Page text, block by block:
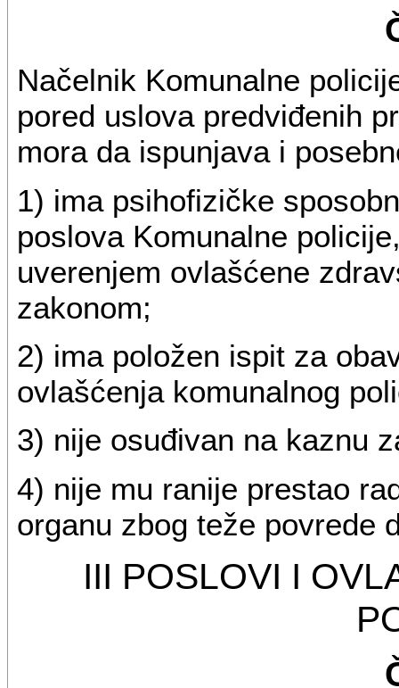
Načelnik Komunalne
pored uslova predviđenih
mora da ispunjava i
1) ima psihofizičke
poslova Komunalne
uverenjem ovlašćene
zakonom;
2) ima položen ispit za
ovlašćenja komunalnog
3) nije osuđivan na kaznu
4) nije mu ranije prestao
organu zbog teže povrede
III POSLOVI I